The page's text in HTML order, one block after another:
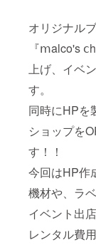
オリジナル
『ⅿalco's
上げ、イベ
す。
同時にHPを
ショップを
す！！
今回はHP作
機材や、ラ
イベント出
レンタル費